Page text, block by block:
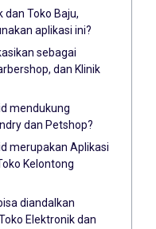
dan Toko Baju,
aplikasi ini?
sebagai
dan Klinik
mendukung
dan Petshop?
merupakan Aplikasi
Kelontong
diandalkan
Elektronik dan